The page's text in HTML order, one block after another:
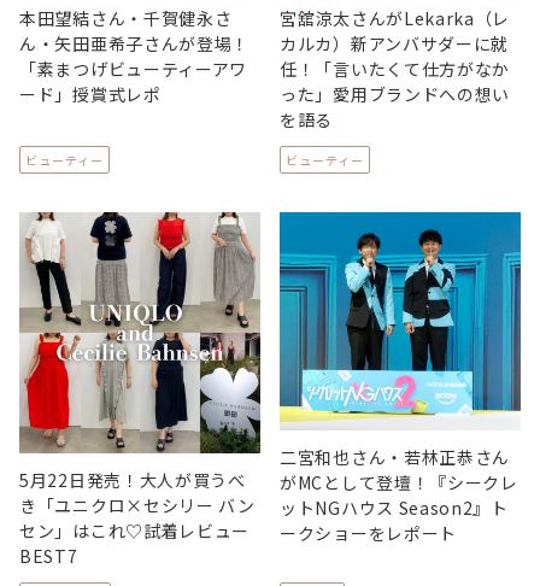
本田望結さん・千賀健永さ
ん・矢田亜希子さんが登場！
「素まつげビューティーアワ
ード」授賞式レポ
ビューティー
宮舘涼太さんがLekarka（レ
カルカ）新アンバサダーに就
任！「言いたくて仕方がなか
った」愛用ブランドへの想い
を語る
ビューティー
5月22日発売！大人が買うべ
き「ユニクロ×セシリー バン
セン」はこれ♡試着レビュー
BEST7
二宮和也さん・若林正恭さん
がMCとして登壇！『シークレ
ットNGハウス Season2』ト
ークショーをレポート